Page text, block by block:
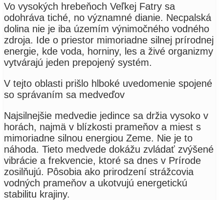
Vo vysokých hrebeňoch Veľkej Fatry sa
odohráva tiché, no významné dianie. Necpalská
dolina nie je iba územím výnimočného vodného
zdroja. Ide o priestor mimoriadne silnej prírodnej
energie, kde voda, horniny, les a živé organizmy
vytvárajú jeden prepojený systém.
V tejto oblasti prišlo hlboké uvedomenie spojené
so správaním sa medveďov
Najsilnejšie medvedie jedince sa držia vysoko v
horách, najmä v blízkosti prameňov a miest s
mimoriadne silnou energiou Zeme. Nie je to
náhoda. Tieto medvede dokážu zvládať zvýšené
vibrácie a frekvencie, ktoré sa dnes v Prírode
zosilňujú. Pôsobia ako prirodzení strážcovia
vodných prameňov a ukotvujú energetickú
stabilitu krajiny.